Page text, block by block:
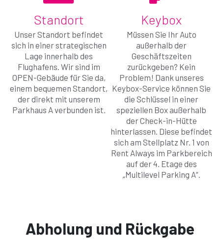
nur € / pro Tag
VERBESSERN.
Kontaktiere uns
Standort
Unser Standort befindet
sich in einer strategischen
Lage innerhalb des
Flughafens. Wir sind im
OPEN-Gebäude für Sie da,
einem bequemen Standort,
der direkt mit unserem
Parkhaus A verbunden ist.
Keybox
Müssen Sie Ihr Auto
außerhalb der
Geschäftszeiten
zurückgeben? Kein
Problem! Dank unseres
Keybox-Service können Sie
die Schlüssel in einer
speziellen Box außerhalb
der Check-in-Hütte
hinterlassen. Diese befindet
sich am Stellplatz Nr. 1 von
Rent Always im Parkbereich
auf der 4. Etage des
„Multilevel Parking A“.
Abholung und Rückgabe